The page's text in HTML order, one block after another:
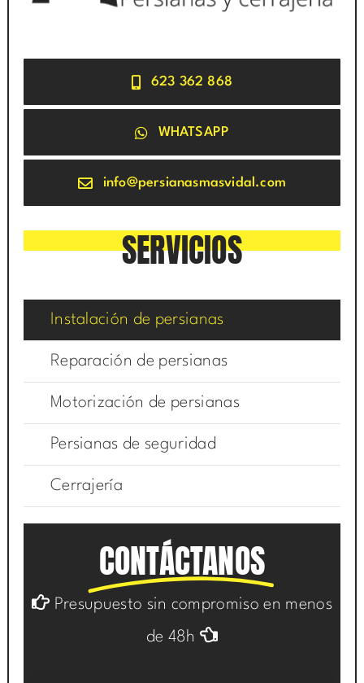
623 362 868
WHATSAPP
info@persianasmasvidal.com
SERVICIOS
Instalación de persianas
Reparación de persianas
Motorización de persianas
Persianas de seguridad
Cerrajería
CONTÁCTANOS
Presupuesto sin compromiso en menos
de 48h